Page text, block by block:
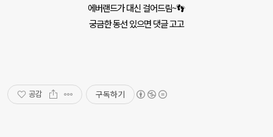
에버랜드가 대신 걸어드림~👣
궁금한 동선 있으면 댓글 고고
공감 구독하기